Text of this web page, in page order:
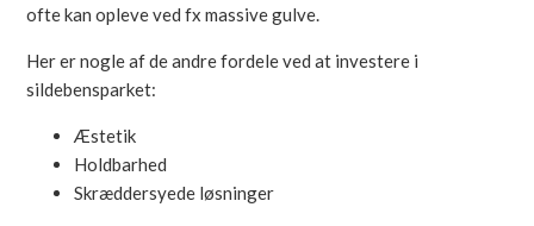
ofte kan opleve ved fx massive gulve.
Her er nogle af de andre fordele ved at investere i
sildebensparket:
Æstetik
Holdbarhed
Skræddersyede løsninger